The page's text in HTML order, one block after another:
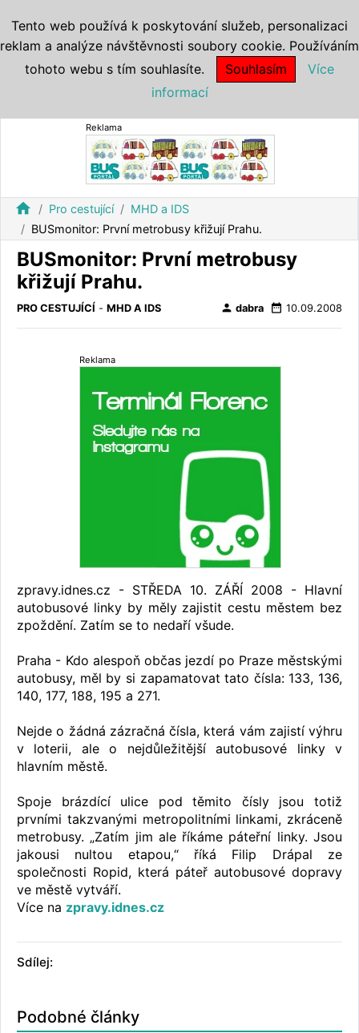
Reklama
home Pro cestující
MHD a IDS
BUSmonitor: První metrobusy křižují Prahu.
BUSmonitor: První metrobusy
křižují Prahu.
PRO CESTUJÍCÍ - MHD A IDS person dabra date_range 10.09.2008
Reklama
zpravy.idnes.cz - STŘEDA 10. ZÁŘÍ 2008 - Hlavní
autobusové linky by měly zajistit cestu městem bez
zpoždění. Zatím se to nedaří všude.
Praha - Kdo alespoň občas jezdí po Praze městskými
autobusy, měl by si zapamatovat tato čísla: 133, 136,
140, 177, 188, 195 a 271.
Nejde o žádná zázračná čísla, která vám zajistí výhru
v loterii, ale o nejdůležitější autobusové linky v
hlavním městě.
Spoje brázdící ulice pod těmito čísly jsou totiž
prvními takzvanými metropolitními linkami, zkráceně
metrobusy. „Zatím jim ale říkáme páteřní linky. Jsou
jakousi nultou etapou,“ říká Filip Drápal ze
společnosti Ropid, která páteř autobusové dopravy
ve městě vytváří.
Více na zpravy.idnes.cz
Sdílej:
Podobné články
Tento web používá k poskytování služeb, personalizaci
reklam a analýze návštěvnosti soubory cookie. Používáním
tohoto webu s tím souhlasíte.
Souhlasím
Více
informací